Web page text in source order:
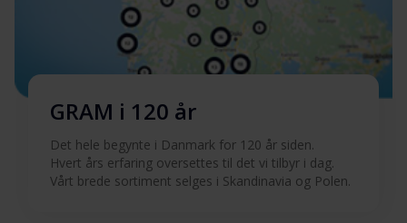
GRAM i 120 år
Det hele begynte i Danmark for 120 år siden.
Hvert års erfaring oversettes til det vi tilbyr i dag.
Vårt brede sortiment selges i Skandinavia og Polen.